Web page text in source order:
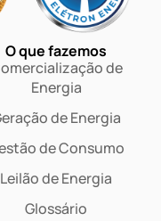
O que fazemos
de
Energia
de Energia
de Consumo
Leilão de Energia
Glossário